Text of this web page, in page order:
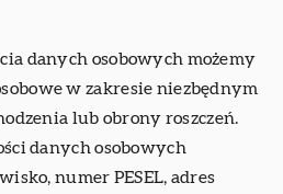
danych osobowych możemy
w zakresie niezbędnym
lub obrony roszczeń.
danych osobowych
numer PESEL, adres